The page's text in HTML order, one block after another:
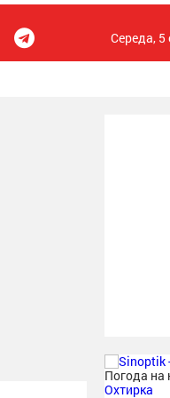
Середа, 5
Погода на
Охтирка